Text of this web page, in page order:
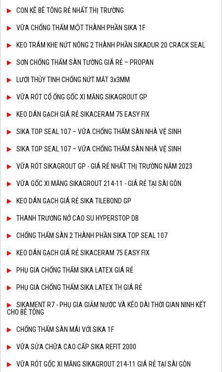
CON KÊ BÊ TÔNG RẺ NHẤT THỊ TRƯỜNG
VỮA CHỐNG THẤM MỘT THÀNH PHẦN SIKA 1F
KEO TRÁM KHE NỨT NÔNG 2 THÀNH PHẦN SIKADUR 20 CRACK SEAL
SƠN CHỐNG THẤM SÀN TƯỜNG GIÁ RẺ – PROPAN
LƯỚI THỦY TINH CHỐNG NỨT MẮT 3x3MM
VỮA RÓT CỔ ỐNG GỐC XI MĂNG SIKAGROUT GP
KEO DÁN GẠCH GIÁ RẺ SIKACERAM 75 EASY FIX
SIKA TOP SEAL 107 – VỮA CHỐNG THẤM SÀN NHÀ VỆ SINH
SIKA TOP SEAL 107 – VỮA CHỐNG THẤM SÀN NHÀ VỆ SINH
VỮA RÓT SIKAGROUT GP - GIÁ RẺ NHẤT THỊ TRƯỜNG NĂM 2023
VỮA GỐC XI MĂNG SIKAGROUT 214-11 - GIÁ RẺ TẠI SÀI GÒN
KEO DÁN GẠCH GIÁ RẺ SIKA TILEBOND GP
THANH TRƯƠNG NỞ CAO SU HYPERSTOP DB
CHỐNG THẤM SÀN 2 THÀNH PHẦN SIKA TOP SEAL 107
KEO DÁN GẠCH GIÁ RẺ SIKACERAM 75 EASY FIX
PHỤ GIA CHỐNG THẤM SIKA LATEX GIÁ RẺ
PHỤ GIA CHỐNG THẤM SIKA LATEX TH GIÁ RẺ
SIKAMENT R7 - PHỤ GIA GIẢM NƯỚC VÀ KÉO DÀI THỜI GIAN NINH KẾT
CHO BÊ TÔNG
CHỐNG THẤM SÀN MÁI VỚI SIKA 1F
VỮA SỬA CHỮA CAO CẤP SIKA REFIT 2000
VỮA RÓT GỐC XI MĂNG SIKAGROUT 214-11 GIÁ RẺ TẠI SÀI GÒN